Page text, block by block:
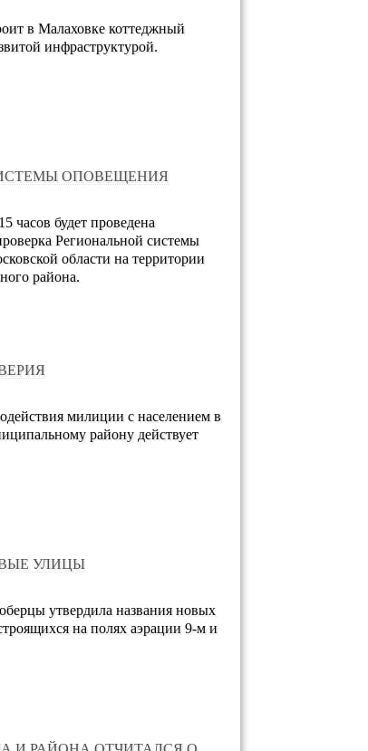
в Малаховке коттеджный
инфраструктурой.
ОПОВЕЩЕНИЯ
часов будет проведена
Региональной системы
области на территории
района.
милиции с населением в
району действует
УЛИЦЫ
утвердила названия новых
на полях аэрации 9-м и